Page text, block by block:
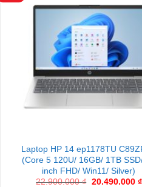
Laptop HP 14 ep1178TU
(Core 5 120U/ 16GB/ 1TB
inch FHD/ Win11/ Silver)
22.900.000₫ 20.490.000 ₫